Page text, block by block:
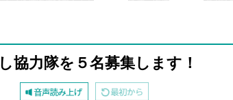
協力隊を５名募集します！